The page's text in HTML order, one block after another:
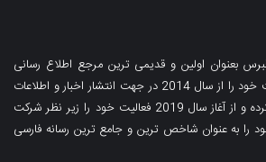
قبرس بعنوان اولین و قدیمی ترین مرجع اطلاع رسانی
فارسی زبان در قبرس فعالیت خود را از سال 2014 در جهت انتشار اخبار و اطلاعات
در حوزه های مختلف آغاز کرده و از آغاز سال 2019 فعالیت خود را زیر نظر شرکت
را به عنوان شاخص ترین و جامع ترین رسانه فارسی